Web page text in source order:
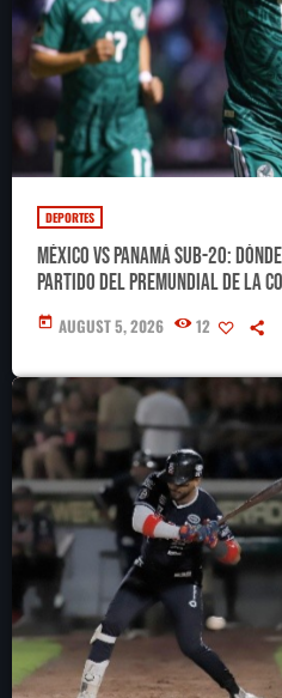
DEPORTES
México vs Panamá Sub-20:
partido del Premundial de la
today AUGUST 5, 2026 12